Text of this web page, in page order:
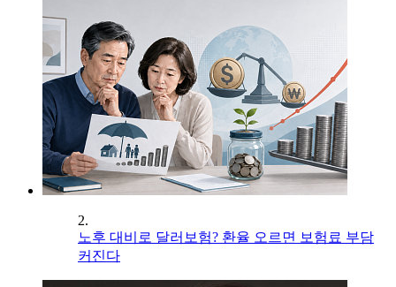
2.
노후 대비로 달러보험? 환율 오르면 보험료 부담
커진다